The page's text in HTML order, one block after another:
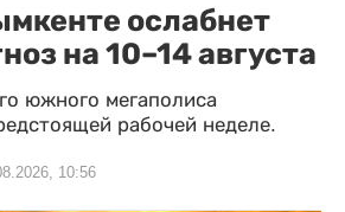
ослабнет
на 10–14 августа
южного мегаполиса
рабочей неделе.
10:56